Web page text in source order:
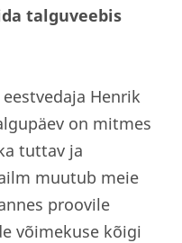
talguveebis
Henrik
on mitmes
tuttav ja
muutub meie
proovile
võimekuse kõigi